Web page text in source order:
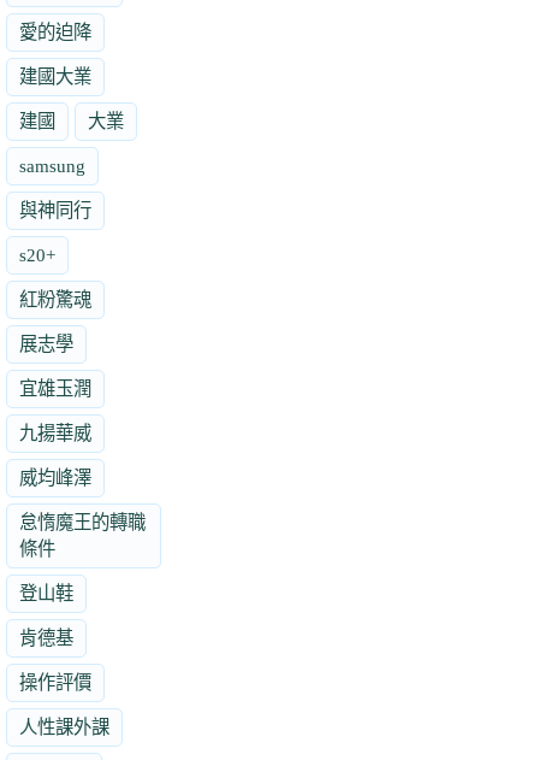
愛的迫降
建國大業
建國 大業
samsung
與神同行
s20+
紅粉驚魂
展志學
宜雄玉潤
九揚華威
威均峰澤
怠惰魔王的轉職
條件
登山鞋
肯德基
操作評價
人性課外課